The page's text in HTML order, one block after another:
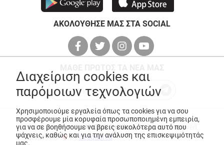
ΑΚΟΛΟΥΘΗΣΕ ΜΑΣ ΣΤΑ SOCIAL
© Copyright 2026ANEDIK Kritikos. All Rights Reserved
Made with
byDesquared
Διαχείριση cookies και
παρόμοιων τεχνολογιών
Χρησιμοποιούμε εργαλεία όπως τα cookies για να σου
προσφέρουμε μία κορυφαία προσωποποιημένη εμπειρία,
για να σε βοηθήσουμε να βρεις ευκολότερα αυτό που
ψάχνεις, καθώς και για την ανάλυση της επισκεψιμότητάς
μας.